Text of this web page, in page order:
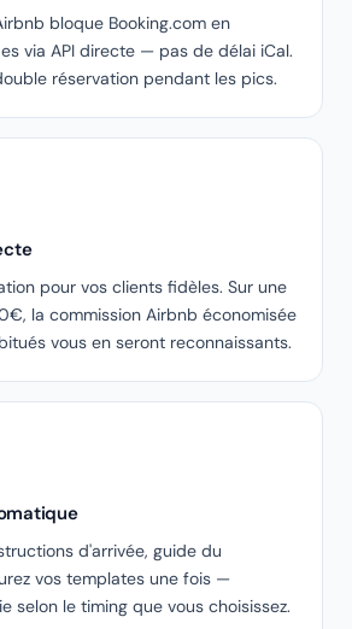
bloque Booking.com en
via API directe — pas de délai iCal.
réservation pendant les pics.
pour vos clients fidèles. Sur une
la commission Airbnb économisée
vous en seront reconnaissants.
d'arrivée, guide du
vos templates une fois —
selon le timing que vous choisissez.